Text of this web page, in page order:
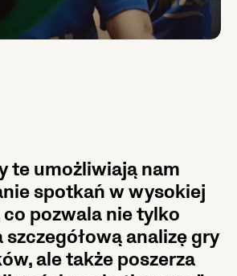
te umożliwiają nam
spotkań w wysokiej
pozwala nie tylko
analizę gry
ale także poszerza